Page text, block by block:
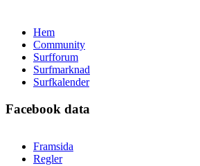
Hem
Community
Surfforum
Surfmarknad
Surfkalender
Facebook data
Framsida
Regler